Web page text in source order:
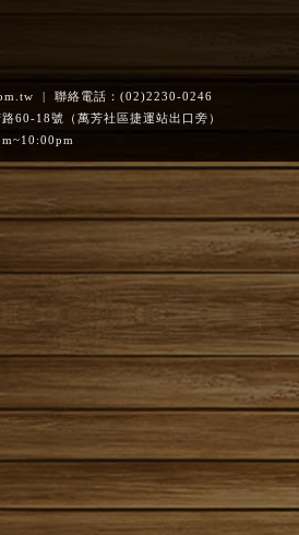
| 聯絡電話：(02)2230-0246
60-18號（萬芳社區捷運站出口旁）